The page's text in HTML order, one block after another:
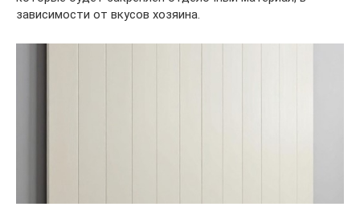
зависимости от вкусов хозяина.